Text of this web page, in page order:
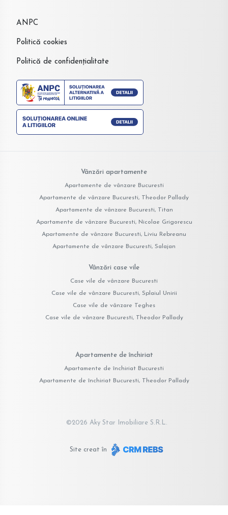
ANPC
Politică cookies
Politică de confidențialitate
Vânzări apartamente
Apartamente de vânzare Bucuresti
Apartamente de vânzare Bucuresti, Theodor Pallady
Apartamente de vânzare Bucuresti, Titan
Apartamente de vânzare Bucuresti, Nicolae Grigorescu
Apartamente de vânzare Bucuresti, Liviu Rebreanu
Apartamente de vânzare Bucuresti, Salajan
Vânzări case vile
Case vile de vânzare Bucuresti
Case vile de vânzare Bucuresti, Splaiul Unirii
Case vile de vânzare Teghes
Case vile de vânzare Bucuresti, Theodor Pallady
Apartamente de închiriat
Apartamente de închiriat Bucuresti
Apartamente de închiriat Bucuresti, Theodor Pallady
©2026 Aky Star Imobiliare S.R.L.
Site creat în